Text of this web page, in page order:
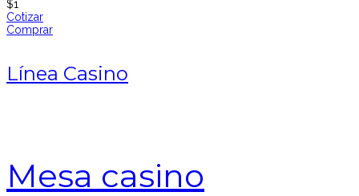
$1
Cotizar
Comprar
Línea Casino
Mesa casino